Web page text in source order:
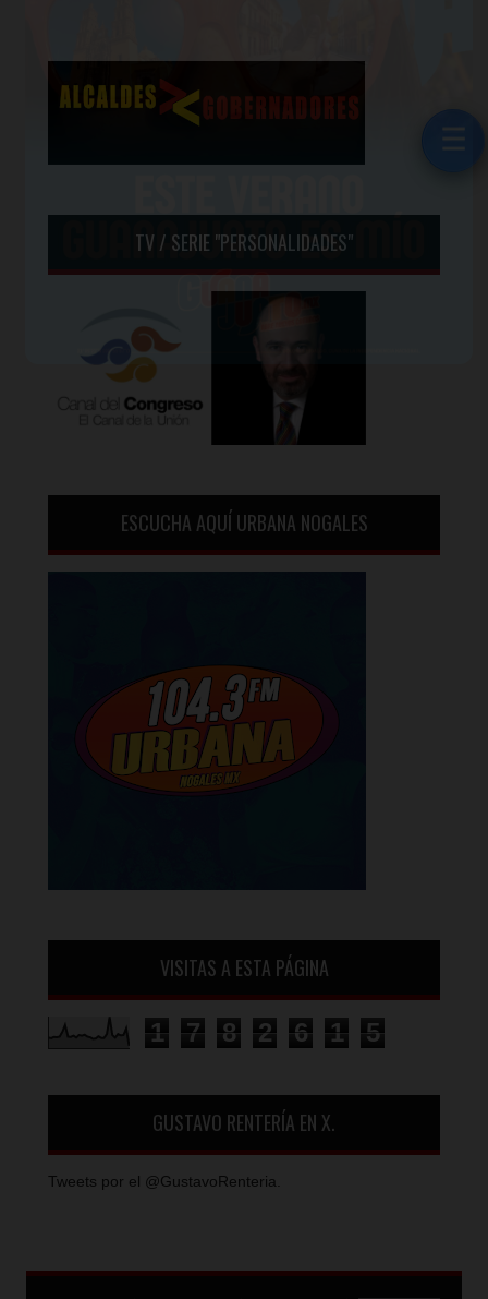
☰
☰
TV / SERIE "PERSONALIDADES"
ESCUCHA AQUÍ URBANA NOGALES
VISITAS A ESTA PÁGINA
1 7 8 2 6 1 5
GUSTAVO RENTERÍA EN X.
Tweets por el @GustavoRenteria.